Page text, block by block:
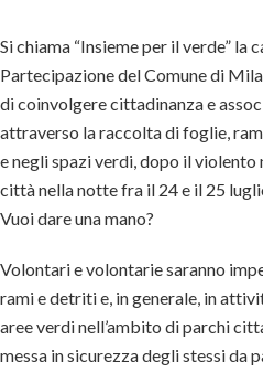
Si chiama “Insieme per il verde” la
Partecipazione del Comune di
di coinvolgere cittadinanza e
attraverso la raccolta di foglie,
e negli spazi verdi, dopo il
città nella notte fra il 24 e il 25
Vuoi dare una mano?
Volontari e volontarie saranno
rami e detriti e, in generale, in
aree verdi nell’ambito di parchi
messa in sicurezza degli stessi da